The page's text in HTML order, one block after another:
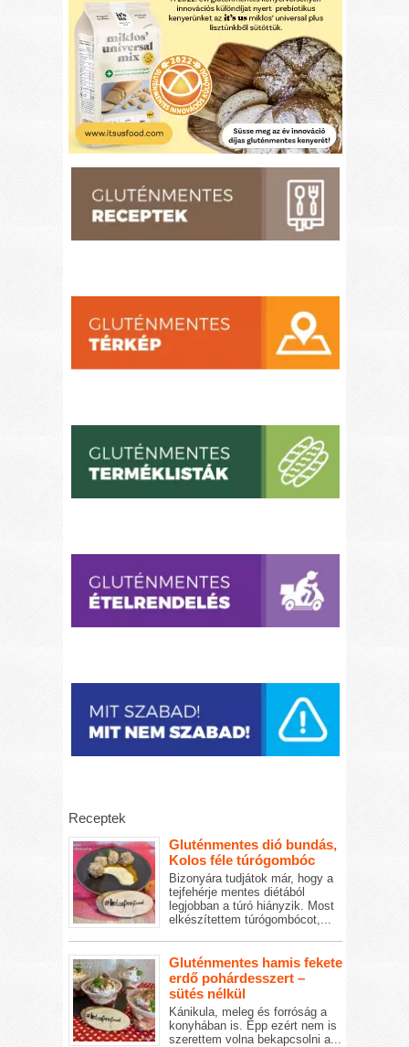
Receptek
Gluténmentes dió bundás,
Kolos féle túrógombóc
Bizonyára tudjátok már, hogy a
tejfehérje mentes diétából
legjobban a túró hiányzik. Most
elkészítettem túrógombócot,...
Gluténmentes hamis fekete
erdő pohárdesszert –
sütés nélkül
Kánikula, meleg és forróság a
konyhában is. Épp ezért nem is
szerettem volna bekapcsolni a...